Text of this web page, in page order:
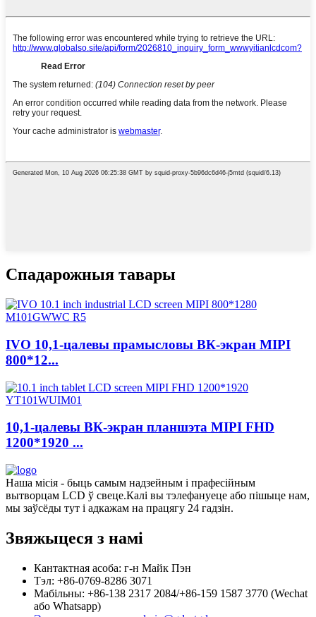
Спадарожныя тавары
IVO 10,1-цалевы прамысловы ВК-экран MIPI
800*12...
10,1-цалевы ВК-экран планшэта MIPI FHD
1200*1920 ...
Наша місія - быць самым надзейным і прафесійным
вытворцам LCD ў свеце.Калі вы тэлефануеце або пішыце нам,
мы заўсёды тут і адкажам на працягу 24 гадзін.
Звяжыцеся з намі
Кантактная асоба: г-н Майк Пэн
Тэл: +86-0769-8286 3071
Мабільны: +86-138 2317 2084/+86-159 1587 3770 (Wechat
або Whatsapp)